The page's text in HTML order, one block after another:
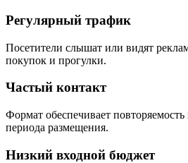
Регулярный трафик
Посетители слышат или видят
покупок и прогулки.
Частый контакт
Формат обеспечивает повторяемость
периода размещения.
Низкий входной бюджет